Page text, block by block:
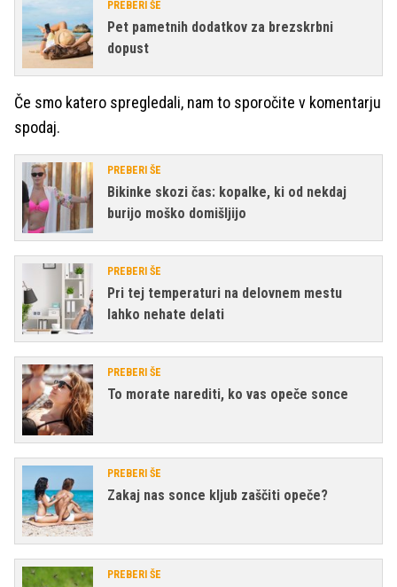
PREBERI ŠE
Pet pametnih dodatkov za brezskrbni
dopust
Če smo katero spregledali, nam to sporočite v komentarju
spodaj.
PREBERI ŠE
Bikinke skozi čas: kopalke, ki od nekdaj
burijo moško domišljijo
PREBERI ŠE
Pri tej temperaturi na delovnem mestu
lahko nehate delati
PREBERI ŠE
To morate narediti, ko vas opeče sonce
PREBERI ŠE
Zakaj nas sonce kljub zaščiti opeče?
PREBERI ŠE